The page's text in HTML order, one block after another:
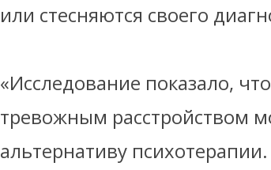
или стесняются своего
«Исследование показало,
тревожным расстройством
альтернативу